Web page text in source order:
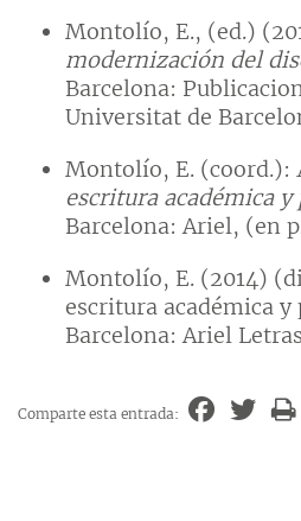
Montolío, E., (ed.)
modernización del
Barcelona:
Universitat de
Montolío, E. (coord.):
escritura académica
Barcelona: Ariel, (en
Montolío, E. (2014)
escritura académica
Barcelona: Ariel
Comparte esta entrada: